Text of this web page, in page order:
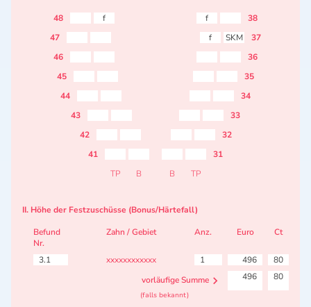
48 f f
38
47
f SKM
37
46
36
45
35
44
34
43
33
42
32
41
31
TP
B B TP
II. Höhe der Festzuschüsse (Bonus/Härtefall)
Befund
Nr.
Zahn / Gebiet Anz. Euro Ct
3.1 xxxxxxxxxxxx 1 496
80
vorläufige Summe
496 80
(falls bekannt)